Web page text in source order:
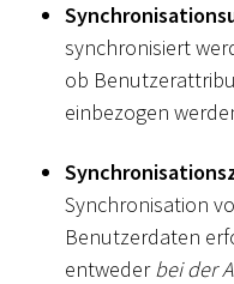
synchronisiert
ob
einbezogen
Synchronisation
Benutzerdaten
entwederbei der